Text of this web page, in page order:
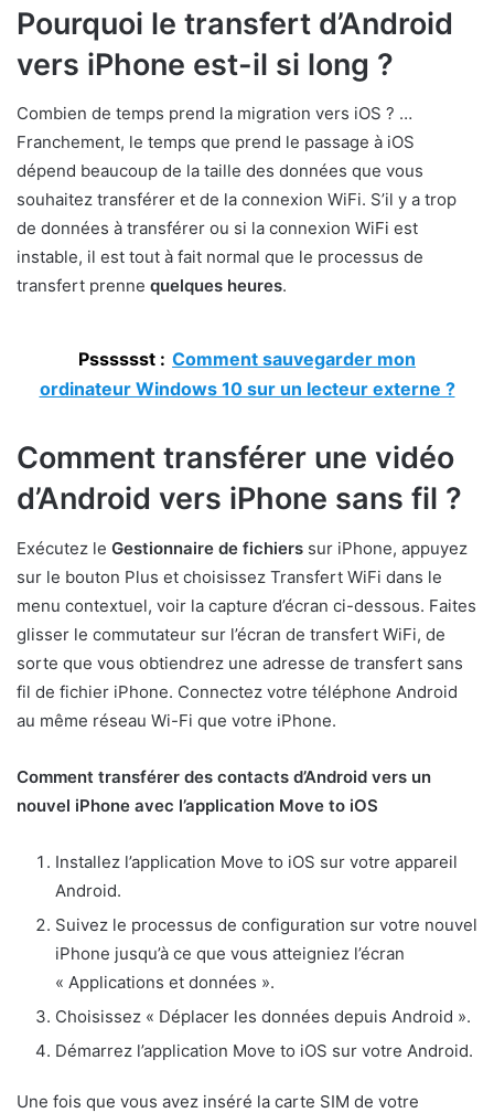
Pourquoi le transfert d’Android
vers iPhone est-il si long ?
Combien de temps prend la migration vers iOS ? …
Franchement, le temps que prend le passage à iOS
dépend beaucoup de la taille des données que vous
souhaitez transférer et de la connexion WiFi. S’il y a trop
de données à transférer ou si la connexion WiFi est
instable, il est tout à fait normal que le processus de
transfert prenne quelques heures.
Psssssst : Comment sauvegarder mon
ordinateur Windows 10 sur un lecteur externe ?
Comment transférer une vidéo
d’Android vers iPhone sans fil ?
Exécutez le Gestionnaire de fichiers sur iPhone, appuyez
sur le bouton Plus et choisissez Transfert WiFi dans le
menu contextuel, voir la capture d’écran ci-dessous. Faites
glisser le commutateur sur l’écran de transfert WiFi, de
sorte que vous obtiendrez une adresse de transfert sans
fil de fichier iPhone. Connectez votre téléphone Android
au même réseau Wi-Fi que votre iPhone.
Comment transférer des contacts d’Android vers un
nouvel iPhone avec l’application Move to iOS
Installez l’application Move to iOS sur votre appareil
Android.
Suivez le processus de configuration sur votre nouvel
iPhone jusqu’à ce que vous atteigniez l’écran
« Applications et données ».
Choisissez « Déplacer les données depuis Android ».
Démarrez l’application Move to iOS sur votre Android.
Une fois que vous avez inséré la carte SIM de votre